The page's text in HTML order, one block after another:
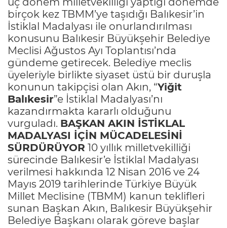
birçok kez TBMM’ye taşıdığı Balıkesir’in
İstiklal Madalyası ile onurlandırılması
konusunu Balıkesir Büyükşehir Belediye
Meclisi Ağustos Ayı Toplantısı’nda
gündeme getirecek. Belediye meclis
üyeleriyle birlikte siyaset üstü bir duruşla
konunun takipçisi olan Akın, “Yiğit
Balıkesir”e İstiklal Madalyası’nı
kazandırmakta kararlı olduğunu
vurguladı. BAŞKAN AKIN İSTİKLAL
MADALYASI İÇİN MÜCADELESİNİ
SÜRDÜRÜYOR 10 yıllık milletvekilliği
sürecinde Balıkesir’e İstiklal Madalyası
verilmesi hakkında 12 Nisan 2016 ve 24
Mayıs 2019 tarihlerinde Türkiye Büyük
Millet Meclisine (TBMM) kanun teklifleri
sunan Başkan Akın, Balıkesir Büyükşehir
Belediye Başkanı olarak göreve başlar